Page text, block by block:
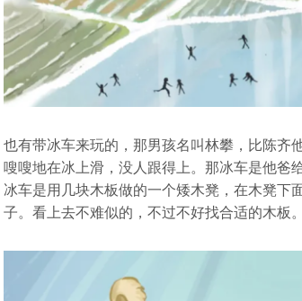
也有带冰车来玩的，那男孩名叫林攀，比陈齐
嗖嗖地在冰上滑，没人跟得上。那冰车是他爸
冰车是用几块木板做的一个矮木凳，在木凳下
子。看上去不难似的，不过不好找合适的木板。